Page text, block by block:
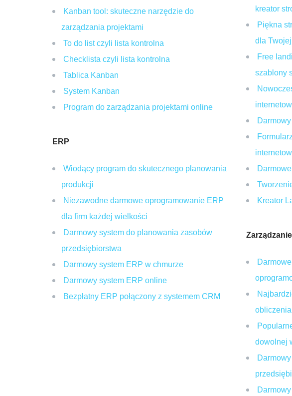
Kanban tool: skuteczne narzędzie do
zarządzania projektami
To do list czyli lista kontrolna
Checklista czyli lista kontrolna
Tablica Kanban
System Kanban
Program do zarządzania projektami online
ERP
Wiodący program do skutecznego planowania
produkcji
Niezawodne darmowe oprogramowanie ERP
dla firm każdej wielkości
Darmowy system do planowania zasobów
przedsiębiorstwa
Darmowy system ERP w chmurze
Darmowy system ERP online
Bezpłatny ERP połączony z systemem CRM
kreator
Piękna
dla
Free
szablony
Kreator
dowolnej